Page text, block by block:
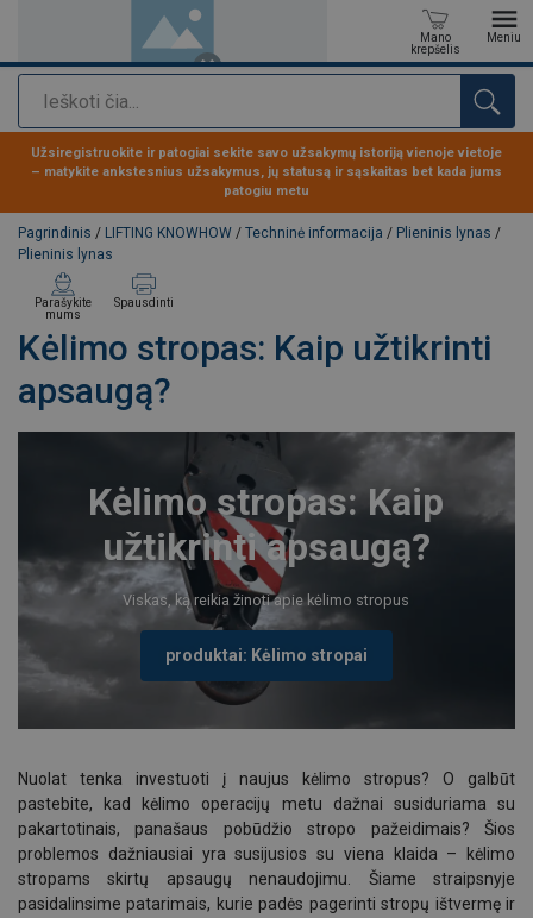
Paieška
Mano
krepšelis
Meniu
Produktas buvo pridėtas prie jūsų užklausos
Užsiregistruokite ir patogiai sekite savo užsakymų istoriją vienoje vietoje
– matykite ankstesnius užsakymus, jų statusą ir sąskaitas bet kada jums
patogiu metu
Pagrindinis / LIFTING KNOWHOW / Techninė informacija / Plieninis lynas /
Plieninis lynas
Kėlimo stropas: Kaip užtikrinti
apsaugą?
Parašykite
mums
Spausdinti
Kėlimo stropas: Kaip
užtikrinti apsaugą?
Viskas, ką reikia žinoti apie kėlimo stropus
produktai: Kėlimo stropai
Nuolat tenka investuoti į naujus kėlimo stropus? O galbūt
pastebite, kad kėlimo operacijų metu dažnai susiduriama su
pakartotinais, panašaus pobūdžio stropo pažeidimais? Šios
problemos dažniausiai yra susijusios su viena klaida – kėlimo
stropams skirtų apsaugų nenaudojimu. Šiame straipsnyje
pasidalinsime patarimais, kurie padės pagerinti stropų ištvermę ir